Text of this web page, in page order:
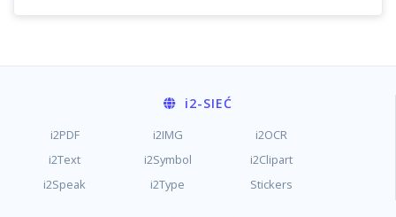
i2-SIEĆ
i2PDF i2IMG
i2OCR
i2Text
i2Symbol
i2Clipart
i2Speak
i2Type Stickers